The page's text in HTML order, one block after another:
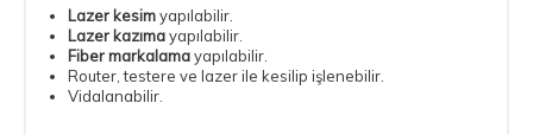
Lazer kesimyapılabilir.
Lazer kazımayapılabilir.
Fiber markalamayapılabilir.
Router, testere ve lazer ile kesilip işlenebilir.
Vidalanabilir.